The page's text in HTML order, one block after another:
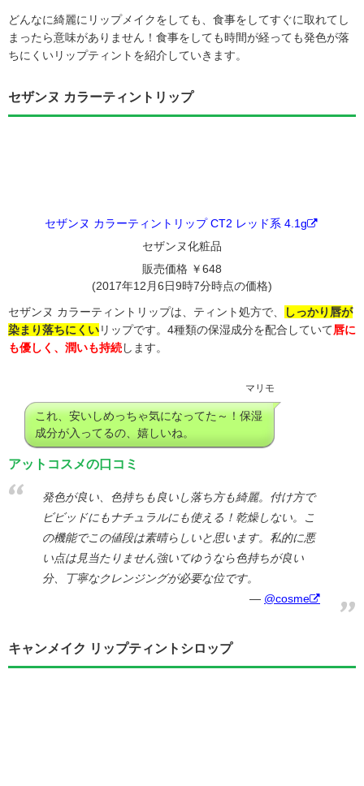
どんなに綺麗にリップメイクをしても、食事をしてすぐに取れてし
まったら意味がありません！食事をしても時間が経っても発色が落
ちにくいリップティントを紹介していきます。
セザンヌ カラーティントリップ
セザンヌ カラーティントリップ CT2 レッド系 4.1g
セザンヌ化粧品
販売価格 ￥648
(2017年12月6日9時7分時点の価格)
セザンヌ カラーティントリップは、ティント処方で、
しっかり唇が
染まり落ちにくいリップです。4種類の保湿成分を配合していて唇に
も優しく、潤いも持続します。
マリモ
これ、安いしめっちゃ気になってた～！保湿
成分が入ってるの、嬉しいね。
アットコスメの口コミ
発色が良い、色持ちも良いし落ち方も綺麗。付け方で
ビビッドにもナチュラルにも使える！乾燥しない。こ
の機能でこの値段は素晴らしいと思います。私的に悪
い点は見当たりません強いてゆうなら色持ちが良い
分、丁寧なクレンジングが必要な位です。
@cosme
キャンメイク リップティントシロップ